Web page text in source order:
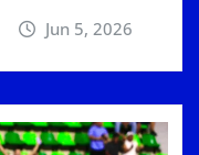
Jun 5, 2026